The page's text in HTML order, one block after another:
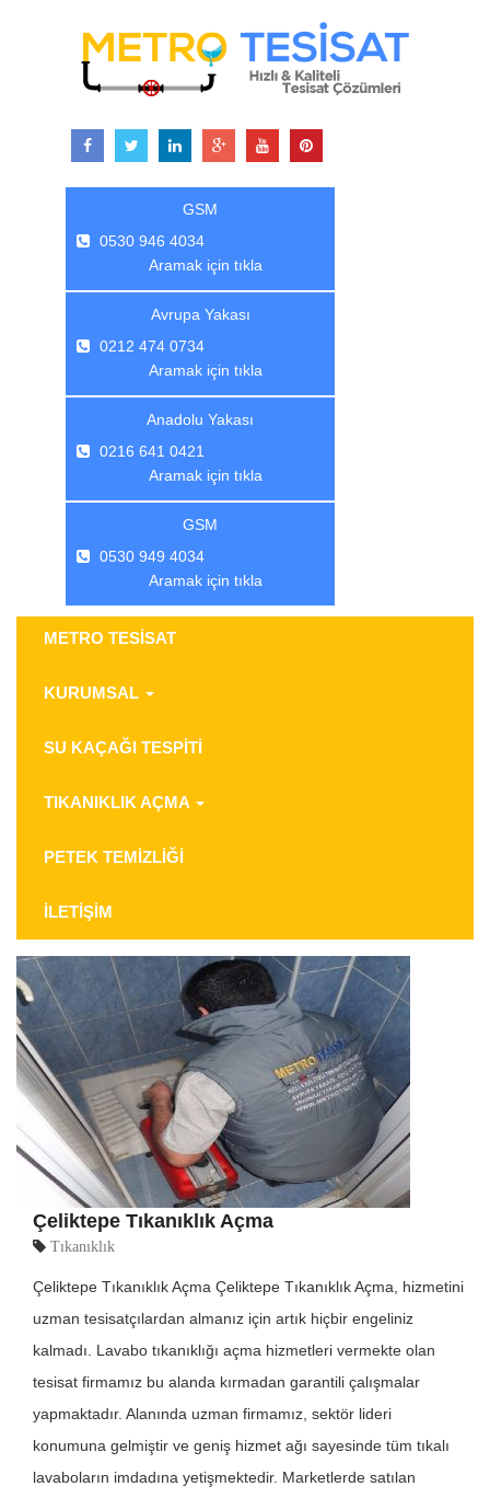
GSM
Aramak için tıkla
0530 946 4034
Avrupa Yakası
Aramak için tıkla
0212 474 0734
Anadolu Yakası
Aramak için tıkla
0216 641 0421
GSM
Aramak için tıkla
0530 949 4034
METRO TESİSAT
KURUMSAL
SU KAÇAĞI TESPİTİ
TIKANIKLIK AÇMA
PETEK TEMİZLİĞİ
İLETİŞİM
Çeliktepe Tıkanıklık Açma
Tıkanıklık
Çeliktepe Tıkanıklık Açma Çeliktepe Tıkanıklık Açma, hizmetini
uzman tesisatçılardan almanız için artık hiçbir engeliniz
kalmadı. Lavabo tıkanıklığı açma hizmetleri vermekte olan
tesisat firmamız bu alanda kırmadan garantili çalışmalar
yapmaktadır. Alanında uzman firmamız, sektör lideri
konumuna gelmiştir ve geniş hizmet ağı sayesinde tüm tıkalı
lavaboların imdadına yetişmektedir. Marketlerde satılan